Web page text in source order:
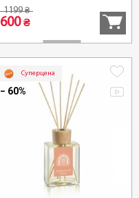
1199₴
600₴
Суперцена
− 60%